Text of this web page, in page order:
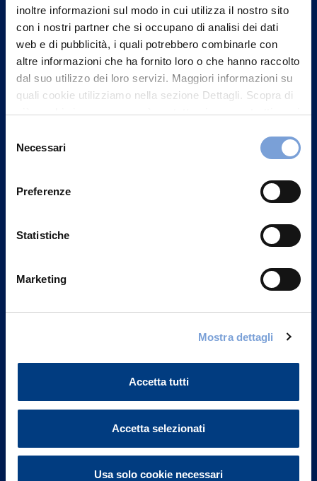
inoltre informazioni sul modo in cui utilizza il nostro sito
con i nostri partner che si occupano di analisi dei dati
web e di pubblicità, i quali potrebbero combinarle con
altre informazioni che ha fornito loro o che hanno raccolto
dal suo utilizzo dei loro servizi. Maggiori informazioni su
quali cookie utilizziamo nella sezione Dettagli. Scopra di
più su chi siamo, come può contattarci e come trattiamo i
può trovare nel footer del sito nella sezione "Informativa
delNecessari
Preferenze
Statistiche
Marketing
Mostra dettagli
Accetta tutti
Accetta selezionati
Usa solo cookie necessari
Contattaci
Vittoria Assicurazioni S.p.A.
Part. IVA 01329510158
Sostenibilità